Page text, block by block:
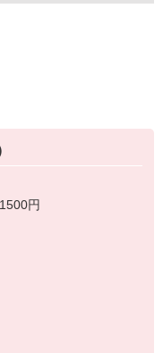
も整ってます
で活躍中!あなたの頑
用も積極的に行ってい
せします
出来れば大丈夫♪
えていきましょう。
円